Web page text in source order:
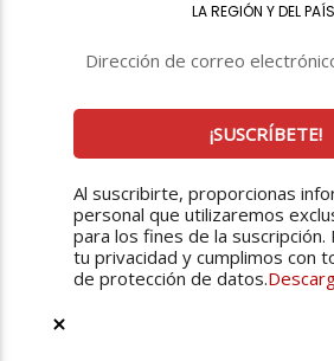
LA REGIÓN Y DEL PAÍS
Al suscribirte, proporcionas
personal que utilizaremos
para los fines de la suscripción.
tu privacidad y cumplimos con
de protección de datos.